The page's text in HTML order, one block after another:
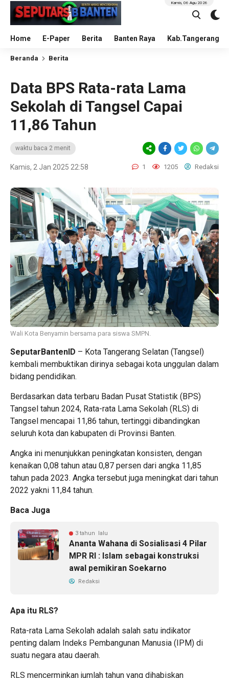
Home E-Paper Berita Banten Raya Kab.Tangerang
Kamis, 06 Agu 2026
Beranda Berita
Data BPS Rata-rata Lama
Sekolah di Tangsel Capai
11,86 Tahun
waktu baca 2 menit
Kamis, 2 Jan 2025 22:58 1 1205 Redaksi
Wali Kota Benyamin bersama para siswa SMPN.
SeputarBantenID – Kota Tangerang Selatan (Tangsel)
kembali membuktikan dirinya sebagai kota unggulan dalam
bidang pendidikan.
Berdasarkan data terbaru Badan Pusat Statistik (BPS)
Tangsel tahun 2024, Rata-rata Lama Sekolah (RLS) di
Tangsel mencapai 11,86 tahun, tertinggi dibandingkan
seluruh kota dan kabupaten di Provinsi Banten.
Angka ini menunjukkan peningkatan konsisten, dengan
kenaikan 0,08 tahun atau 0,87 persen dari angka 11,85
tahun pada 2023. Angka tersebut juga meningkat dari tahun
2022 yakni 11,84 tahun.
Baca Juga
3 tahun lalu
Ananta Wahana di Sosialisasi 4 Pilar
MPR RI : Islam sebagai konstruksi
awal pemikiran Soekarno
Redaksi
Apa itu RLS?
Rata-rata Lama Sekolah adalah salah satu indikator
penting dalam Indeks Pembangunan Manusia (IPM) di
suatu negara atau daerah.
RLS mencerminkan jumlah tahun yang dihabiskan